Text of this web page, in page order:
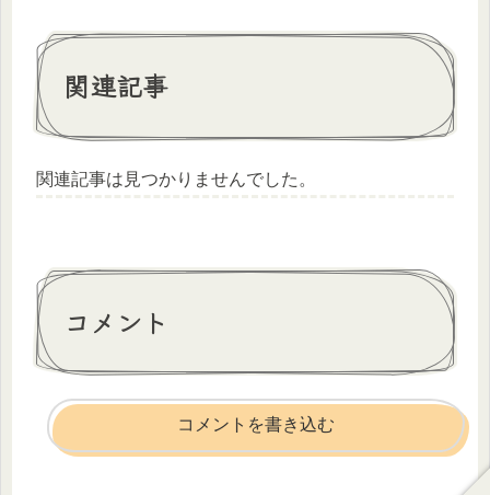
関連記事
関連記事は見つかりませんでした。
コメント
コメントを書き込む